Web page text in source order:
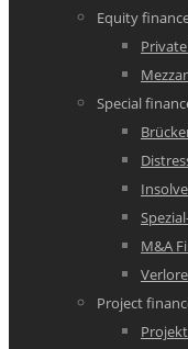
Equity
Special
M&A
Project